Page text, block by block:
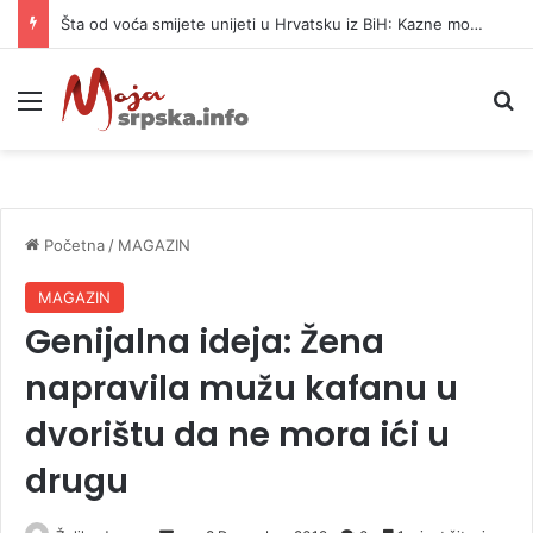
Šta od voća smijete unijeti u Hrvatsku iz BiH: Kazne mogu dostići 13.260 evra
Meni
Početna / MAGAZIN
MAGAZIN
Genijalna ideja: Žena
napravila mužu kafanu u
dvorištu da ne mora ići u
drugu